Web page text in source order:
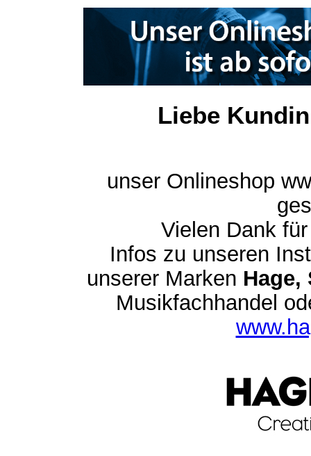
Liebe
unser Onlineshop
Vielen Dank
Infos zu unseren
unserer Marken Hage,
Musikfachhandel